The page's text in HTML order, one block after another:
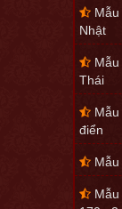
Nhật
Thái
điển